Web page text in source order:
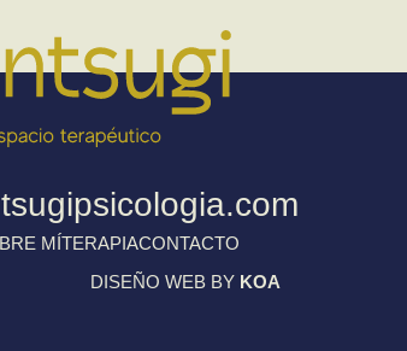
MÍTERAPIACONTACTO
DISEÑO WEB BY KOA